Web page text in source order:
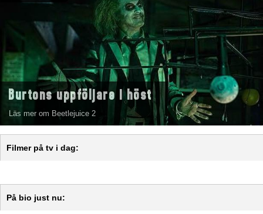
Burtons uppföljare i höst
Läs mer om Beetlejuice 2
Filmer på tv i dag:
På bio just nu: